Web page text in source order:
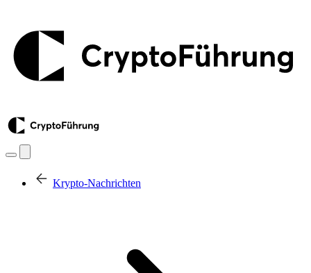
Krypto-Nachrichten